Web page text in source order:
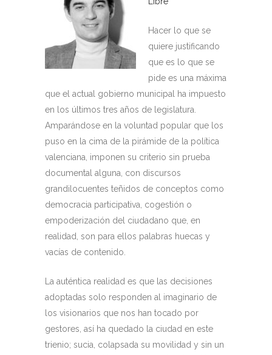
Hacer lo que se
quiere justificando
que es lo que se
pide es una máxima
que el actual gobierno municipal ha impuesto
en los últimos tres años de legislatura.
Amparándose en la voluntad popular que los
puso en la cima de la pirámide de la política
valenciana, imponen su criterio sin prueba
documental alguna, con discursos
grandilocuentes teñidos de conceptos como
democracia participativa, cogestión o
empoderización del ciudadano que, en
realidad, son para ellos palabras huecas y
vacías de contenido.
La auténtica realidad es que las decisiones
adoptadas solo responden al imaginario de
los visionarios que nos han tocado por
gestores, así ha quedado la ciudad en este
trienio; sucia, colapsada su movilidad y sin un